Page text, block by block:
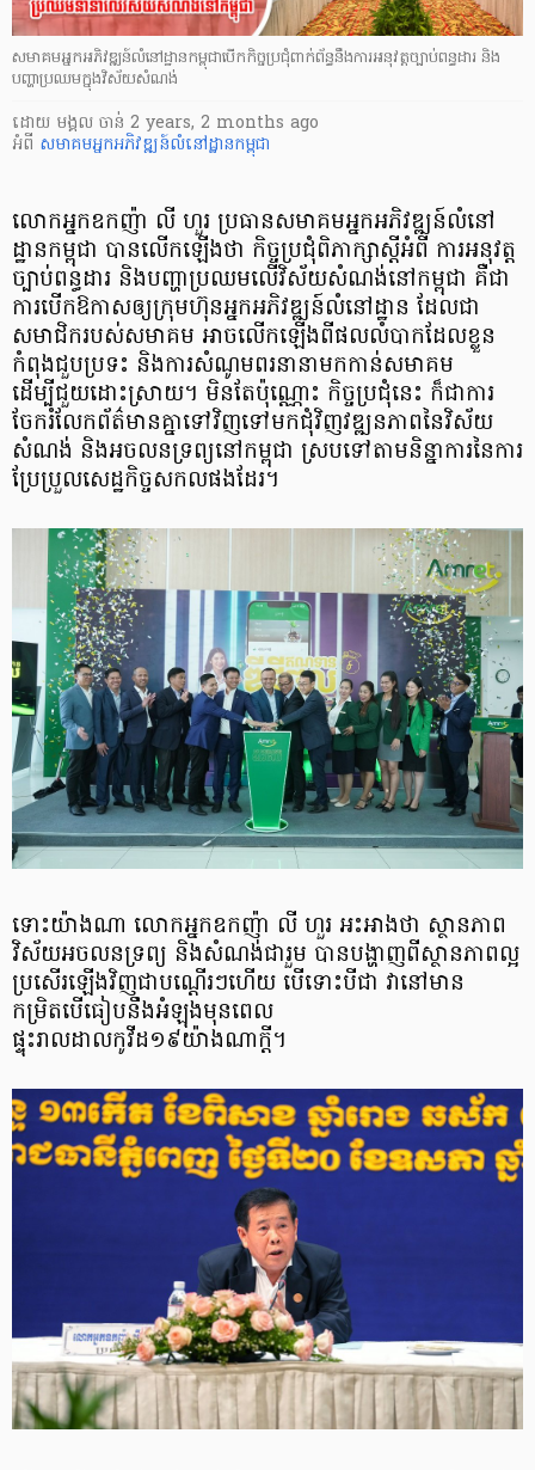
សមាគមអ្នកអភិវឌ្ឍន៍លំនៅដ្ឋានកម្ពុជាបើកកិច្ចប្រជុំពាក់ព័ន្ធនឹងការអនុវត្តច្បាប់ពន្ធដារ និង
បញ្ហាប្រឈមក្នុងវិស័យសំណង់
ដោយ មង្គល ចាន់ 2 years, 2 months ago
អំពី សមាគមអ្នកអភិវឌ្ឍន៍លំនៅដ្ឋានកម្ពុជា
លោកអ្នកឧកញ៉ា លី ហួរ ប្រធានសមាគមអ្នកអភិវឌ្ឍន៍លំនៅ
ដ្ឋានកម្ពុជា បានលើកឡើងថា កិច្ចប្រជុំពិភាក្សាស្ដីអំពី ការអនុវត្ត
ច្បាប់ពន្ធដារ និងបញ្ហាប្រឈមលើវិស័យសំណង់នៅកម្ពុជា គឺជា
ការបើកឱកាសឲ្យក្រុមហ៊ុនអ្នកអភិវឌ្ឍន៍លំនៅដ្ឋាន ដែលជា
សមាជិករបស់សមាគម អាចលើកឡើងពីផលលំបាកដែលខ្លួន
កំពុងជួបប្រទះ និងការសំណូមពរនានាមកកាន់សមាគម
ដើម្បីជួយដោះស្រាយ។ មិនតែប៉ុណ្ណោះ កិច្ចប្រជុំនេះ ក៏ជាការ
ចែករំលែកព័ត៌មានគ្នាទៅវិញទៅមកជុំវិញវឌ្ឍនភាពនៃវិស័យ
សំណង់ និងអចលនទ្រព្យនៅកម្ពុជា ស្របទៅតាមនិន្នាការនៃការ
ប្រែប្រួលសេដ្ឋកិច្ចសកលផងដែរ។
ទោះយ៉ាងណា លោកអ្នកឧកញ៉ា លី ហួរ អះអាងថា ស្ថានភាព
វិស័យអចលនទ្រព្យ និងសំណង់ជារួម បានបង្ហាញពីស្ថានភាពល្អ
ប្រសើរឡើងវិញជាបណ្ដើរៗហើយ បើទោះបីជា វានៅមាន
កម្រិតបើធៀបនឹងអំឡុងមុនពេល
ផ្ទុះរាលដាលកូវីដ១៩យ៉ាងណាក្ដី។